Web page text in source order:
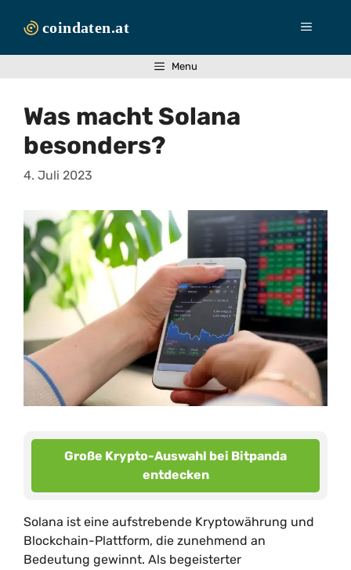
Inhalt
Menü
Menu
Was macht Solana
besonders?
4. Juli 2023
Große Krypto-Auswahl bei Bitpanda
entdecken
Solana ist eine aufstrebende Kryptowährung und
Blockchain-Plattform, die zunehmend an
Bedeutung gewinnt. Als begeisterter